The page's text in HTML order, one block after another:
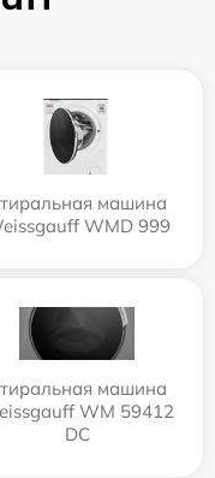
машина
WMD 999
машина
WM 59412
DC